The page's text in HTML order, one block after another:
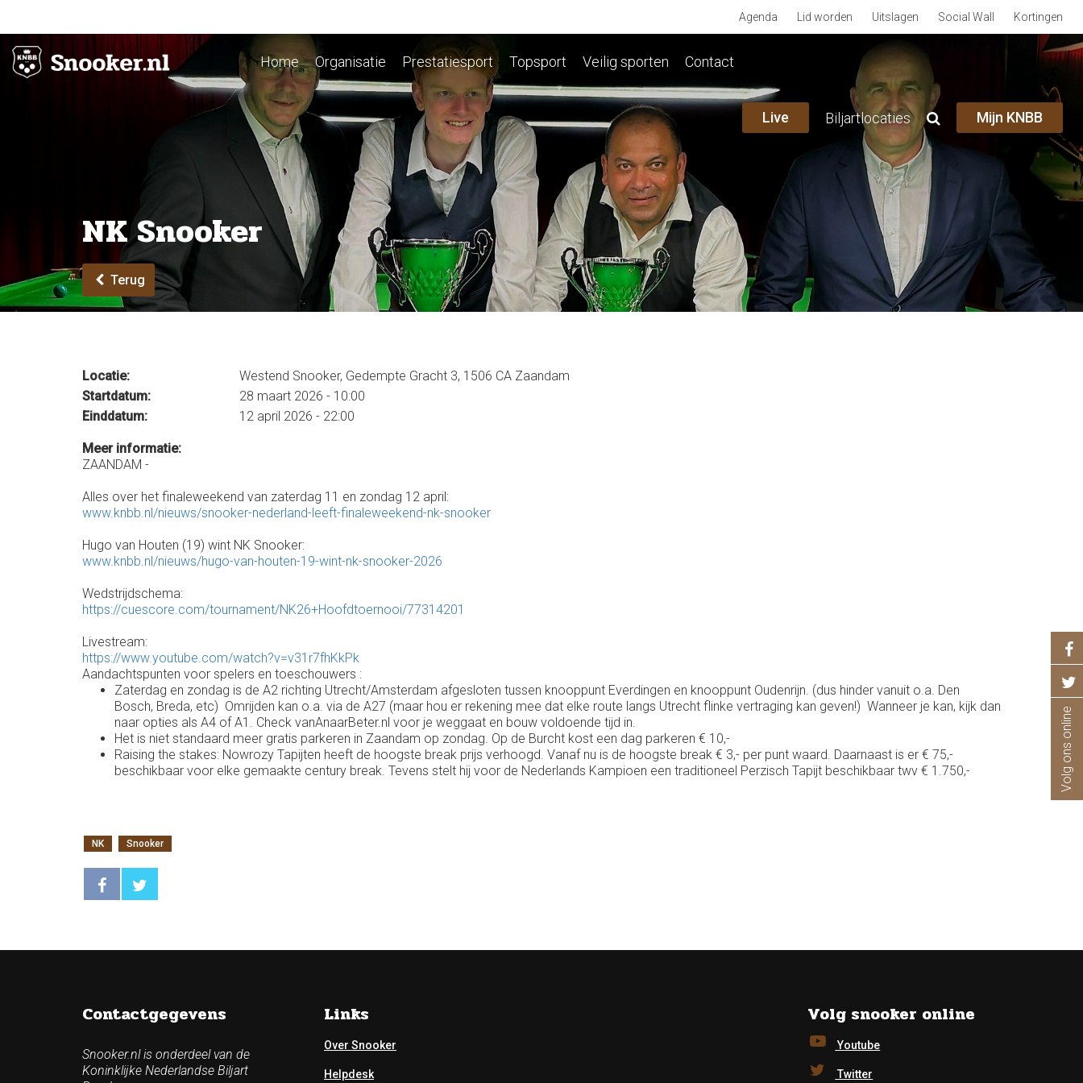
Agenda Lid worden Uitslagen Social Wall Kortingen
Home Organisatie Prestatiesport Topsport Veilig sporten Contact
Live Biljartlocaties Mijn KNBB
NK Snooker
Terug
Locatie:
Westend Snooker, Gedempte Gracht 3, 1506 CA Zaandam
Startdatum:
28 maart 2026 - 10:00
Einddatum:
12 april 2026 - 22:00
Meer informatie:
ZAANDAM -
Alles over het finaleweekend van zaterdag 11 en zondag 12 april:
www.knbb.nl/nieuws/snooker-nederland-leeft-finaleweekend-nk-snooker
Hugo van Houten (19) wint NK Snooker:
www.knbb.nl/nieuws/hugo-van-houten-19-wint-nk-snooker-2026
Wedstrijdschema:
https://cuescore.com/tournament/NK26+Hoofdtoernooi/77314201
Livestream:
https://www.youtube.com/watch?v=v31r7fhKkPk
Aandachtspunten voor spelers en toeschouwers :
Zaterdag en zondag is de A2 richting Utrecht/Amsterdam afgesloten tussen knooppunt Everdingen en knooppunt Oudenrijn. (dus hinder vanuit o.a. Den
Bosch, Breda, etc) Omrijden kan o.a. via de A27 (maar hou er rekening mee dat elke route langs Utrecht flinke vertraging kan geven!) Wanneer je kan, kijk dan
naar opties als A4 of A1. Check vanAnaarBeter.nl voor je weggaat en bouw voldoende tijd in.
Het is niet standaard meer gratis parkeren in Zaandam op zondag. Op de Burcht kost een dag parkeren € 10,-
Raising the stakes: Nowrozy Tapijten heeft de hoogste break prijs verhoogd. Vanaf nu is de hoogste break € 3,- per punt waard. Daarnaast is er € 75,-
beschikbaar voor elke gemaakte century break. Tevens stelt hij voor de Nederlands Kampioen een traditioneel Perzisch Tapijt beschikbaar twv € 1.750,-
NK Snooker
Volg ons online
Contactgegevens
Snooker.nl is onderdeel van de
Koninklijke Nederlandse Biljart
Links
Over Snooker
Helpdesk
Volg snooker online
Youtube
Twitter